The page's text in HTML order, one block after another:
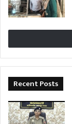
Recent Posts